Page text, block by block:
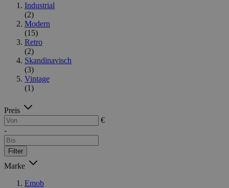
Industrial
(2)
Modern
(15)
Retro
(2)
Skandinavisch
(3)
Vintage
(1)
Preis
€
-
Filter
Marke
Emob